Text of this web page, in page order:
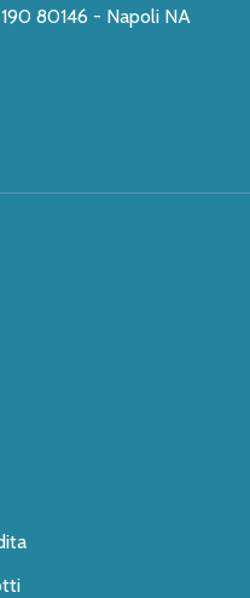
80146 - Napoli NA